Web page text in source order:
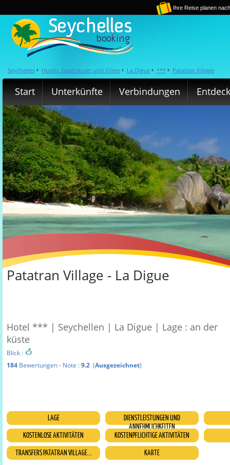
Ihre Reise planen
Seychelles › Hotels, Gasthäuser und Villen › La Digue › *** › Patatran Village
Start Unterkünfte Verbindungen
Patatran Village - La Digue
Hotel *** | Seychellen | La Digue | Lage : an der
küste
Blick :
184 Bewertungen - Note :9.2 (Ausgezeichnet)
LAGE
DIENSTLEISTUNGEN UND
ANNEHMLICHKEITEN
KOSTENLOSE AKTIVITÄTEN
KOSTENPFLICHTIGE AKTIVITÄTEN
TRANSFERS PATATRAN VILLAGE...
KARTE